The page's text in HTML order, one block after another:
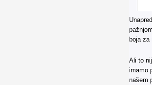
boja
Ali to
imamo
našem